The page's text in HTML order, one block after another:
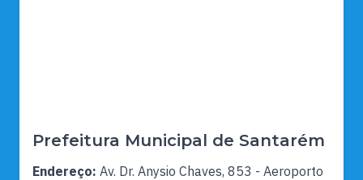
Prefeitura Municipal de Santarém
Endereço: Av. Dr. Anysio Chaves, 853 - Aeroporto